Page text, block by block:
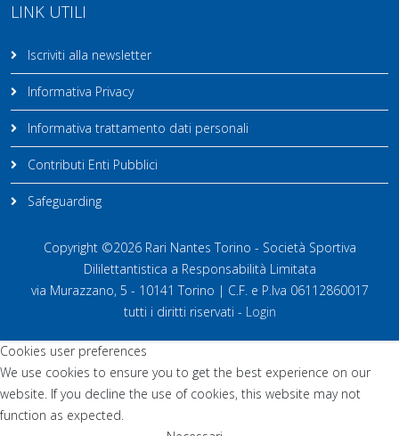
LINK UTILI
Iscriviti alla newsletter
Informativa Privacy
Informativa trattamento dati personali
Contributi Enti Pubblici
Safeguarding
Copyright ©2026 Rari Nantes Torino - Società Sportiva
Dililettantistica a Responsabilità Limitata
via Murazzano, 5 - 10141 Torino | C.F. e P.Iva 06112860017
tutti i diritti riservati - Login
Cookies user preferences
We use cookies to ensure you to get the best experience on our
website. If you decline the use of cookies, this website may not
function as expected.